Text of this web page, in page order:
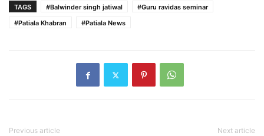
TAGS #Balwinder singh jatiwal
#Guru ravidas seminar
#Patiala Khabran
#Patiala News
Previous article Next article